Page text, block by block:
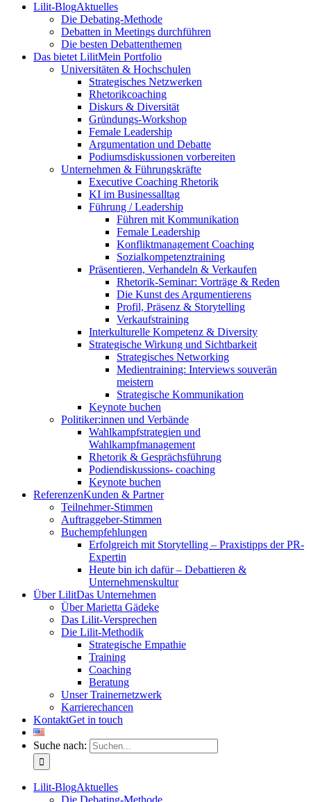
Lilit-BlogAktuelles
Die Debating-Methode
Debatten in Meetings durchführen
Die besten Debattenthemen
Das bietet LilitMein Portfolio
Universitäten & Hochschulen
Strategisches Netzwerken
Rhetorikcoaching
Diskurs & Diversität
Gründungs-Workshop
Female Leadership
Argumentation und Debatte
Podiumsdiskussionen vorbereiten
Unternehmen & Führungskräfte
Executive Coaching Rhetorik
KI im Businessalltag
Führung / Leadership
Führen mit Kommunikation
Female Leadership
Konfliktmanagement Coaching
Sozialkompetenztraining
Präsentieren, Verhandeln & Verkaufen
Rhetorik-Seminar: Vorträge & Reden
Die Kunst des Argumentierens
Profil, Präsenz & Storytelling
Verkaufstraining
Interkulturelle Kompetenz & Diversity
Strategische Wirkung und Sichtbarkeit
Strategisches Networking
Medientraining: Interviews souverän
meistern
Strategische Kommunikation
Keynote buchen
Politiker:innen und Verbände
Wahlkampfstrategien und
Wahlkampfmanagement
Rhetorik & Gesprächsführung
Podiendiskussions- coaching
Keynote buchen
ReferenzenKunden & Partner
Teilnehmer-Stimmen
Auftraggeber-Stimmen
Buchempfehlungen
Erfolgreich mit Storytelling – Praxistipps der PR-
Expertin
Heute bin ich dafür – Debattieren &
Unternehmenskultur
Über LilitDas Unternehmen
Über Marietta Gädeke
Das Lilit-Versprechen
Die Lilit-Methodik
Strategische Empathie
Training
Coaching
Beratung
Unser Trainernetzwerk
Karrierechancen
KontaktGet in touch
Suche nach:
Lilit-BlogAktuelles
Die Debating-Methode